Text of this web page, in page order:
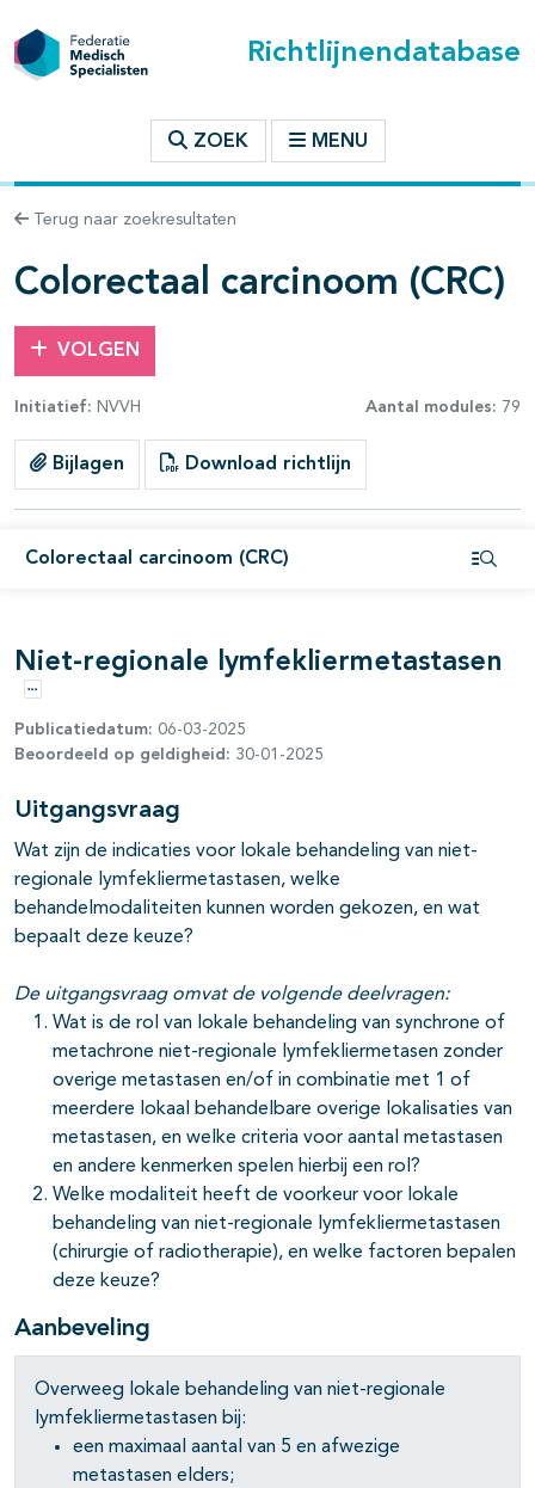
Richtlijnendatabase
ZOEK MENU
Terug naar zoekresultaten
Colorectaal carcinoom (CRC)
VOLGEN
Initiatief: NVVH Aantal modules: 79
Bijlagen Download richtlijn
Colorectaal carcinoom (CRC)
binnen deze richtlijn
open- en dichtklappen
open- en dichtklappen
open- en dichtklappen
open- en dichtklappen
open- en dichtklappen
open- en dichtklappen
open- en dichtklappen
open- en dichtklappen
open- en dichtklappen
Niet-regionale lymfekliermetastasen
Opties
Publicatiedatum: 06-03-2025
Beoordeeld op geldigheid: 30-01-2025
Uitgangsvraag
Wat zijn de indicaties voor lokale behandeling van niet-
regionale lymfekliermetastasen, welke
behandelmodaliteiten kunnen worden gekozen, en wat
bepaalt deze keuze?
De uitgangsvraag omvat de volgende deelvragen:
Wat is de rol van lokale behandeling van synchrone of
metachrone niet-regionale lymfekliermetasen zonder
overige metastasen en/of in combinatie met 1 of
meerdere lokaal behandelbare overige lokalisaties van
metastasen, en welke criteria voor aantal metastasen
en andere kenmerken spelen hierbij een rol?
Welke modaliteit heeft de voorkeur voor lokale
behandeling van niet-regionale lymfekliermetastasen
(chirurgie of radiotherapie), en welke factoren bepalen
deze keuze?
Aanbeveling
Overweeg lokale behandeling van niet-regionale
lymfekliermetastasen bij:
een maximaal aantal van 5 en afwezige
metastasen elders;